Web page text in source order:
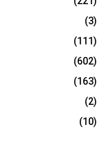
(3)
(111)
(602)
(163)
(2)
(10)